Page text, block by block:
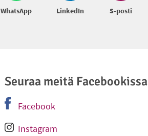
WhatsApp LinkedIn S-posti
Seuraa meitä Facebookissa
Facebook
-Ulkoinen linkki
Instagram